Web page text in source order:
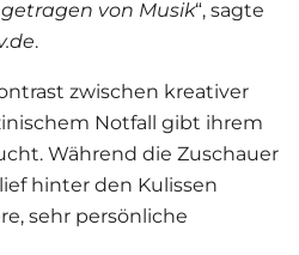
von Musik“, sagte
.
zwischen kreativer
Notfall gibt ihrem
Während die Zuschauer
hinter den Kulissen
sehr persönliche